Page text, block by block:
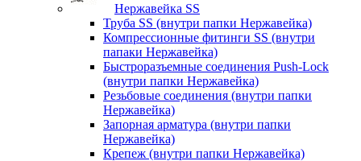
Нержавейка SS
Труба SS (внутри папки Нержавейка)
Компрессионные фитинги SS (внутри
папаки Нержавейка)
Быстроразъемные соединения Push-Lock
(внутри папки Нержавейка)
Резьбовые соединения (внутри папки
Нержавейка)
Запорная арматура (внутри папки
Нержавейка)
Крепеж (внутри папки Нержавейка)